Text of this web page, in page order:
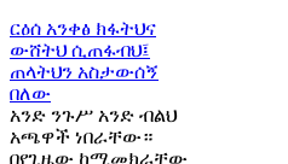
ርዕሰ አንቀፅ ክፋትህና
ውሸትህ ሲጠፋብህ፤
ጠላትህን አስታውሰኝ
በለው
አንድ ንጉሥ አንድ ብልህ
አጫዋች ነበራቸው።
በየጊዜው ከሚመክራቸው